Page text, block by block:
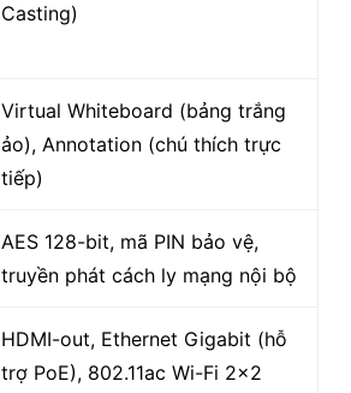
Casting)
Virtual Whiteboard (bảng trắng
ảo), Annotation (chú thích trực
tiếp)
AES 128-bit, mã PIN bảo vệ,
truyền phát cách ly mạng nội bộ
HDMI-out, Ethernet Gigabit (hỗ
trợ PoE), 802.11ac Wi-Fi 2×2